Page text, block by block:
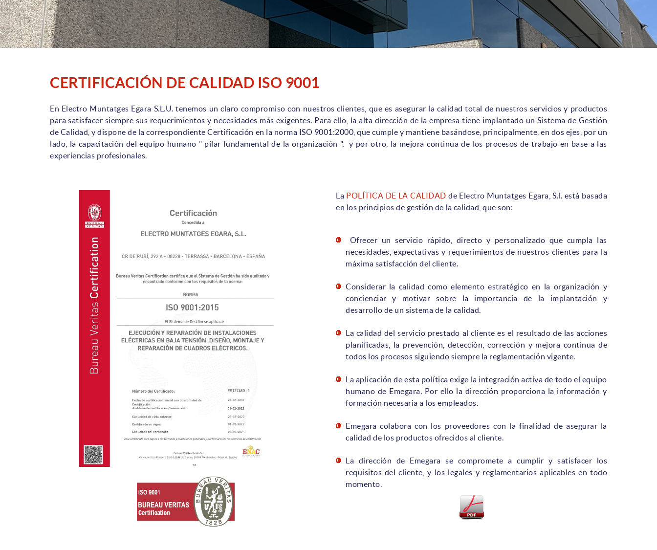
CERTIFICACIÓN DE CALIDAD ISO 9001
En Electro Muntatges Egara S.L.U. tenemos un claro compromiso con nuestros clientes, que es asegurar la calidad total de nuestros servicios y productos
para satisfacer siempre sus requerimientos y necesidades más exigentes. Para ello, la alta dirección de la empresa tiene implantado un Sistema de Gestión
de Calidad, y dispone de la correspondiente Certificación en la norma ISO 9001:2000, que cumple y mantiene basándose, principalmente, en dos ejes, por un
lado, la capacitación del equipo humano " pilar fundamental de la organización ", y por otro, la mejora continua de los procesos de trabajo en base a las
experiencias profesionales.
La POLÍTICA DE LA CALIDAD de Electro Muntatges Egara, S.l. está basada
en los principios de gestión de la calidad, que son:
Ofrecer un servicio rápido, directo y personalizado que cumpla las
necesidades, expectativas y requerimientos de nuestros clientes para la
máxima satisfacción del cliente.
Considerar la calidad como elemento estratégico en la organización y
concienciar y motivar sobre la importancia de la implantación y
desarrollo de un sistema de la calidad.
La calidad del servicio prestado al cliente es el resultado de las acciones
planificadas, la prevención, detección, corrección y mejora continua de
todos los procesos siguiendo siempre la reglamentación vigente.
La aplicación de esta política exige la integración activa de todo el equipo
humano de Emegara. Por ello la dirección proporciona la información y
formación necesaria a los empleados.
Emegara colabora con los proveedores con la finalidad de asegurar la
calidad de los productos ofrecidos al cliente.
La dirección de Emegara se compromete a cumplir y satisfacer los
requisitos del cliente, y los legales y reglamentarios aplicables en todo
momento.